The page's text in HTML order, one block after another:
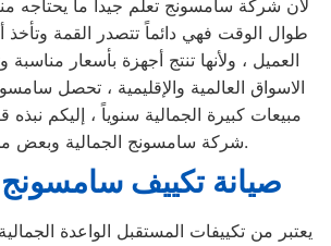
لأن شركة سامسونج تعلم جيداً ما يحتاجه
طوال الوقت فهي دائماً تتصدر القمة وتأخذ
العميل ، ولأنها تنتج أجهزة بأسعار
الاسواق العالمية والإقليمية ، تحصل
مبيعات كبيرة الجمالية سنوياً ، إليكم
شركة سامسونج الجمالية وبعض من مميزاتها.
صيانة تكييف سامسونج
يعتبر من تكييفات المستقبل الواعدة